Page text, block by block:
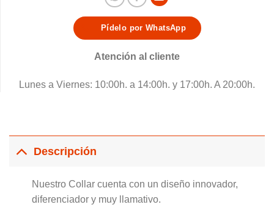
Pídelo por WhatsApp
Atención al cliente
Lunes a Viernes: 10:00h. a 14:00h. y 17:00h. A 20:00h.
Descripción
Nuestro Collar cuenta con un diseño innovador,
diferenciador y muy llamativo.